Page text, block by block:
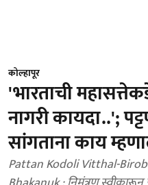
कोल्हापूर
'भारताची
नागरी कायदा..';
सांगताना काय
Pattan Kodoli Vitthal-